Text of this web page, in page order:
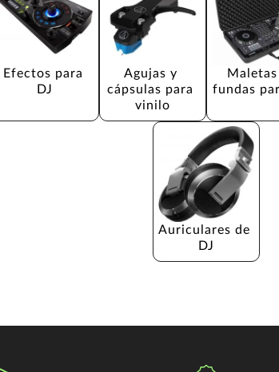
Efectos para
DJ
Agujas y
cápsulas para
vinilo
fundas
Auriculares de
DJ